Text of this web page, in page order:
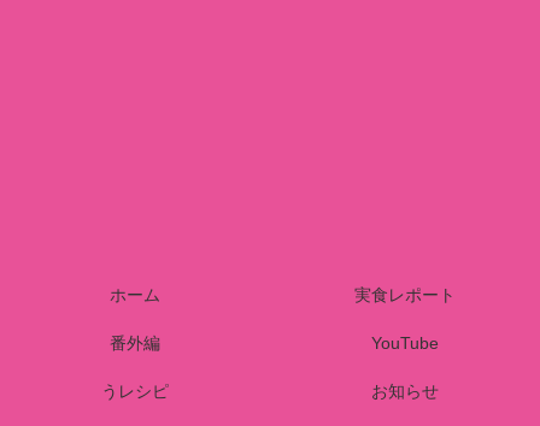
ホーム 実食レポート
番外編 YouTube
うレシピ お知らせ